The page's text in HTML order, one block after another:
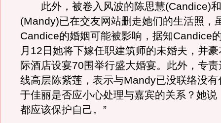
此外，被卷入风波的陈思慧(Candice)
(Mandy)已在交友网站删走她们的生活照，
Candice的婚姻可能被影响，据知Candice
月12日她将下嫁任职建筑师的未婚夫，并
际酒店设宴70围举行盛大婚宴。此外，专
线高层陈紫莲，表示与Mandy已没联络没
于佳丽是否应小心处理与嘉宾的关系？她说
都应该保护自己。”